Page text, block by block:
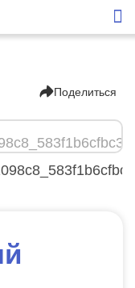
Поделиться